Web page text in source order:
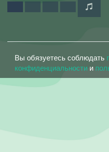
Вы обязуетесь соблюдать
конфиденциальности и